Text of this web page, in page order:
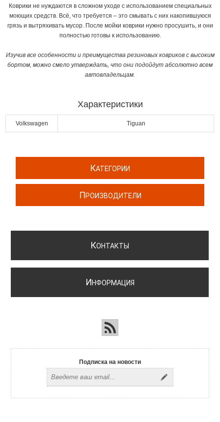
Коврики не нуждаются в сложном уходе с использованием специальных
моющих средств. Всё, что требуется – это смывать с них накопившуюся
грязь и вытряхивать мусор. После мойки коврики нужно просушить, и они
полностью готовы к использованию.
Изучив все особенности​ и преимущества резиновых ковриков с высоким
бортом, можно смело утверждать, что они подойдут абсолютно всем
автовладельцам.
Характеристики
Volkswagen Tiguan
КАТЕГОРИИ
ПРОИЗВОДИТЕЛИ
КОНТАКТЫ
ИНФОРМАЦИЯ
Подписка на новости